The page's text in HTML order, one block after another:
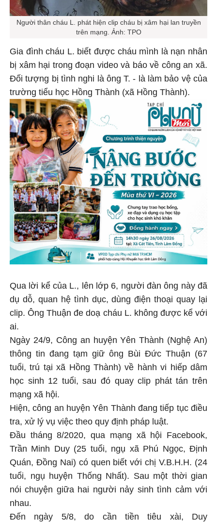
Người thân cháu L. phát hiện clip cháu bị xâm hại lan truyền
trên mạng. Ảnh: TPO
Gia đình cháu L. biết được cháu mình là nạn nhân
bị xâm hại trong đoạn video và báo về công an xã.
Đối tượng bị tình nghi là ông T. - là làm bảo vệ của
trường tiểu học Hồng Thành (xã Hồng Thành).
Qua lời kể của L., lên lớp 6, người đàn ông này đã
dụ dỗ, quan hệ tình dục, dùng điện thoại quay lại
clip. Ông Thuận đe doạ cháu L. không được kể với
ai.
Ngày 24/9, Công an huyện Yên Thành (Nghệ An)
thông tin đang tạm giữ ông Bùi Đức Thuận (67
tuổi, trú tại xã Hồng Thành) về hành vi hiếp dâm
học sinh 12 tuổi, sau đó quay clip phát tán trên
mạng xã hội.
Hiện, công an huyện Yên Thành đang tiếp tục điều
tra, xử lý vụ việc theo quy định pháp luật.
Đầu tháng 8/2020, qua mạng xã hội Facebook,
Trần Minh Duy (25 tuổi, ngụ xã Phú Ngọc, Định
Quán, Đồng Nai) có quen biết với chị V.B.H.H. (24
tuổi, ngụ huyện Thống Nhất). Sau một thời gian
nói chuyện giữa hai người nảy sinh tình cảm với
nhau.
Đến ngày 5/8, do cần tiền tiêu xài, Duy